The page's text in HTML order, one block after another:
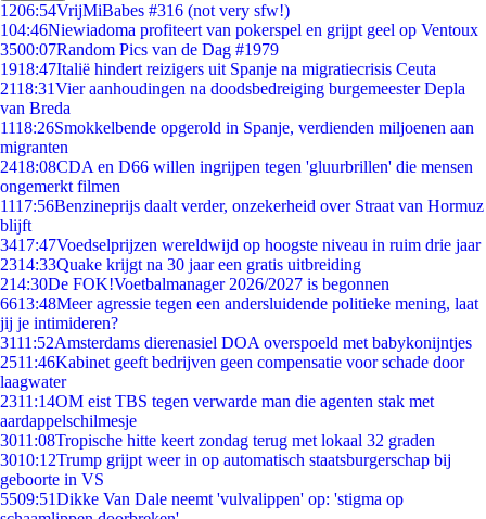
1206:54VrijMiBabes #316 (not very sfw!)
104:46Niewiadoma profiteert van pokerspel en grijpt geel op Ventoux
3500:07Random Pics van de Dag #1979
1918:47Italië hindert reizigers uit Spanje na migratiecrisis Ceuta
2118:31Vier aanhoudingen na doodsbedreiging burgemeester Depla
van Breda
1118:26Smokkelbende opgerold in Spanje, verdienden miljoenen aan
migranten
2418:08CDA en D66 willen ingrijpen tegen 'gluurbrillen' die mensen
ongemerkt filmen
1117:56Benzineprijs daalt verder, onzekerheid over Straat van Hormuz
blijft
3417:47Voedselprijzen wereldwijd op hoogste niveau in ruim drie jaar
2314:33Quake krijgt na 30 jaar een gratis uitbreiding
214:30De FOK!Voetbalmanager 2026/2027 is begonnen
6613:48Meer agressie tegen een andersluidende politieke mening, laat
jij je intimideren?
3111:52Amsterdams dierenasiel DOA overspoeld met babykonijntjes
2511:46Kabinet geeft bedrijven geen compensatie voor schade door
laagwater
2311:14OM eist TBS tegen verwarde man die agenten stak met
aardappelschilmesje
3011:08Tropische hitte keert zondag terug met lokaal 32 graden
3010:12Trump grijpt weer in op automatisch staatsburgerschap bij
geboorte in VS
5509:51Dikke Van Dale neemt 'vulvalippen' op: 'stigma op